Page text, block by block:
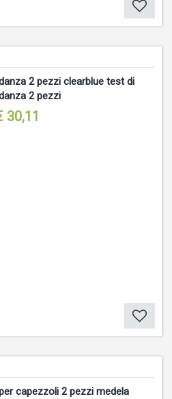
2 pezzi clearblue test di
2 pezzi
30,11
capezzoli 2 pezzi medela